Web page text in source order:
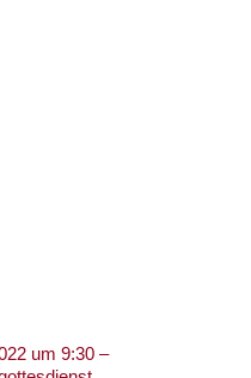
um 9:30 –